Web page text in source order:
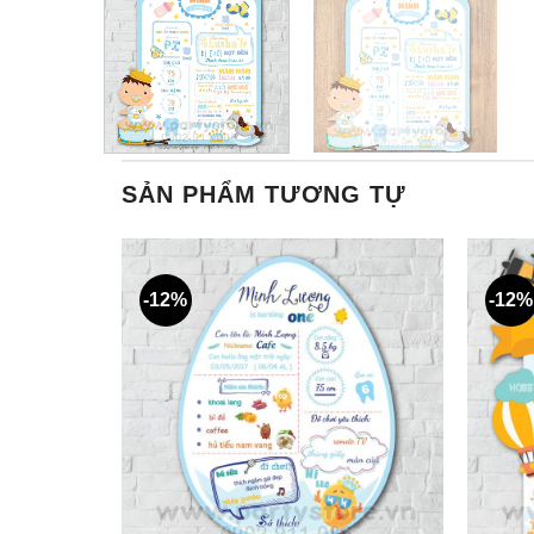
SẢN PHẨM TƯƠNG TỰ
-12% -12%